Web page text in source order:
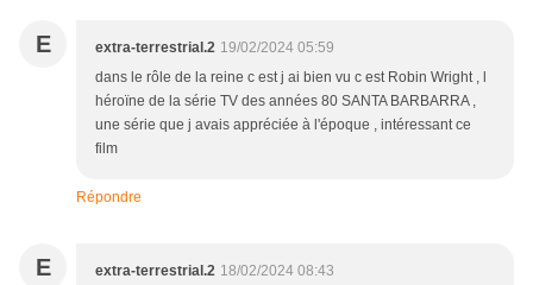
E extra-terrestrial.2 19/02/2024 05:59
dans le rôle de la reine c est j ai bien vu c est Robin Wright , l
héroïne de la série TV des années 80 SANTA BARBARRA ,
une série que j avais appréciée à l'époque , intéressant ce
film
Répondre
E extra-terrestrial.2 18/02/2024 08:43